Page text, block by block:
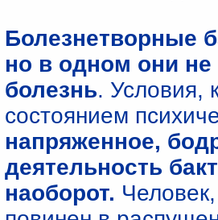
Болезнетворные
но в одном они
болезнь. Условия,
состоянием
напряженное,
деятельность
наоборот.